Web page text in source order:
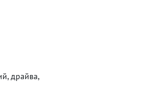
драйва,